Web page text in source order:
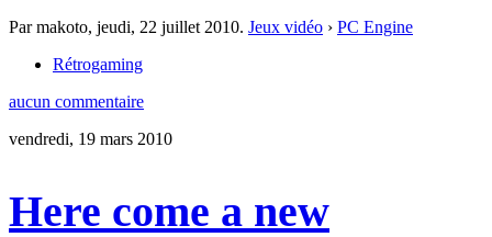
Par makoto, jeudi, 22 juillet 2010. Jeux vidéo › PC Engine
Rétrogaming
aucun commentaire
vendredi, 19 mars 2010
Here come a new